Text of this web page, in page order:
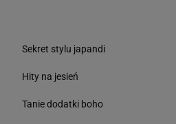
Sekret stylu japandi
Hity na jesień
Tanie dodatki boho